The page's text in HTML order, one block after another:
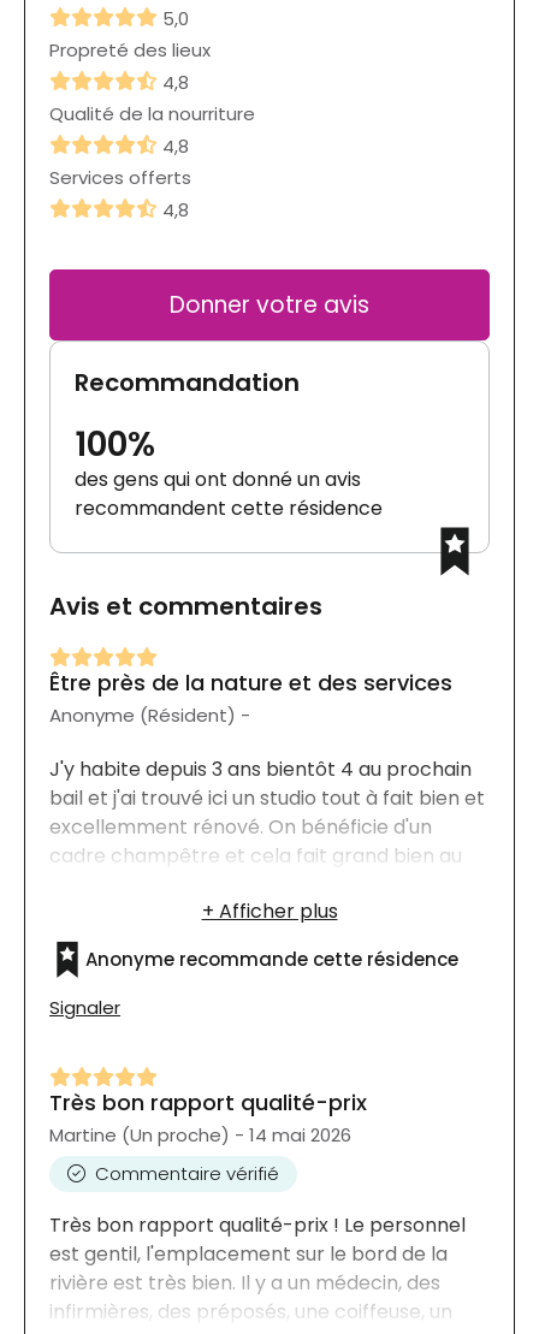
5,0
Propreté des lieux
4,8
Qualité de la nourriture
4,8
Services offerts
4,8
Donner votre avis
Recommandation
100%
des gens qui ont donné un avis
recommandent cette résidence
Avis et commentaires
Être près de la nature et des services
Anonyme (Résident) -
J'y habite depuis 3 ans bientôt 4 au prochain
bail et j'ai trouvé ici un studio tout à fait bien et
excellemment rénové. On bénéficie d'un
cadre champêtre et cela fait grand bien au
gentillesse et respectueux.
Anonyme recommande cette résidence
Signaler
Très bon rapport qualité-prix
Martine (Un proche) - 14 mai 2026
Commentaire vérifié
Très bon rapport qualité-prix ! Le personnel
est gentil, l'emplacement sur le bord de la
rivière est très bien. Il y a un médecin, des
infirmières, des préposés, une coiffeuse, un